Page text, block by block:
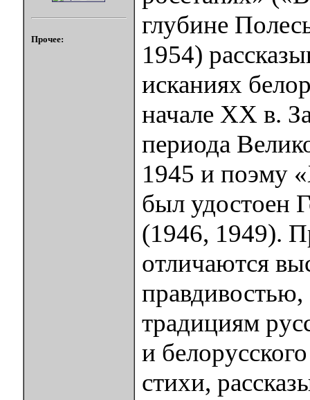
Прочее:
глубине
1954)
исканиях
начале XX в.
периода
1945 и поэму
был удостоен
(1946, 1949).
отличаются
правдивостью,
традициям
и
стихи,